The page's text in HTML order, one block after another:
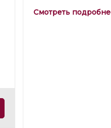
Смотреть